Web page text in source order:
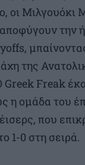
οι Μιλγουόκι
την
της
Greek Freak
η ομάδα του
που
1-0 στη σειρά.